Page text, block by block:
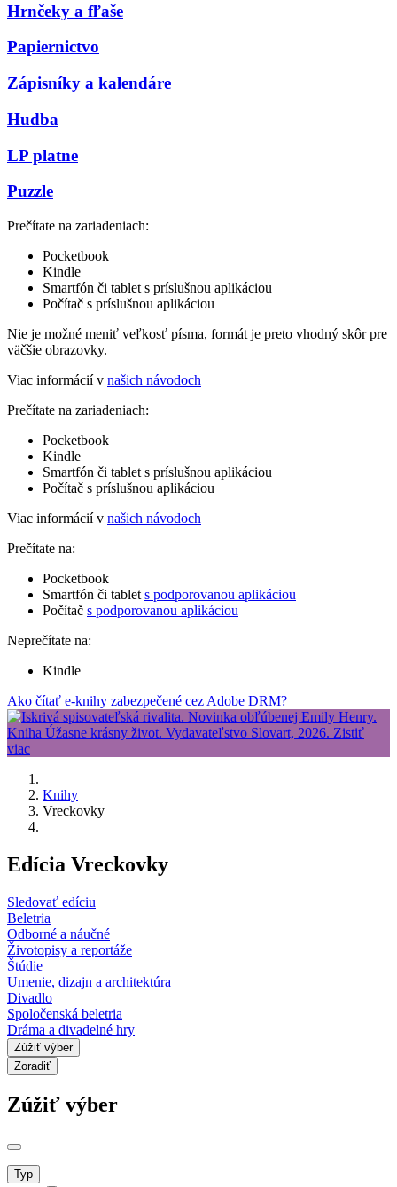
Hrnčeky a fľaše
Papiernictvo
Zápisníky a kalendáre
Hudba
LP platne
Puzzle
Prečítate na zariadeniach:
Pocketbook
Kindle
Smartfón či tablet s príslušnou aplikáciou
Počítač s príslušnou aplikáciou
Nie je možné meniť veľkosť písma, formát je preto vhodný skôr pre
väčšie obrazovky.
Viac informácií v našich návodoch
Prečítate na zariadeniach:
Pocketbook
Kindle
Smartfón či tablet s príslušnou aplikáciou
Počítač s príslušnou aplikáciou
Viac informácií v našich návodoch
Prečítate na:
Pocketbook
Smartfón či tablet s podporovanou aplikáciou
Počítač s podporovanou aplikáciou
Neprečítate na:
Kindle
Ako čítať e-knihy zabezpečené cez Adobe DRM?
Knihy
Vreckovky
Edícia Vreckovky
Sledovať edíciu
Beletria
Odborné a náučné
Životopisy a reportáže
Štúdie
Umenie, dizajn a architektúra
Divadlo
Spoločenská beletria
Dráma a divadelné hry
Zúžiť výber
Zoradiť
Zúžiť výber
Typ